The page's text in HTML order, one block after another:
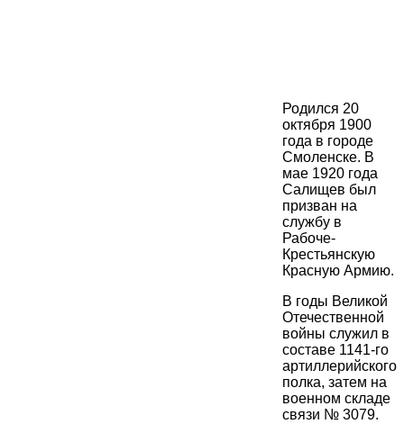
Родился 20
октября 1900
года в городе
Смоленске. В
мае 1920 года
Салищев был
призван на
службу в
Рабоче-
Крестьянскую
Красную Армию.
В годы Великой
Отечественной
войны служил в
составе 1141-го
артиллерийского
полка, затем на
военном складе
связи № 3079.